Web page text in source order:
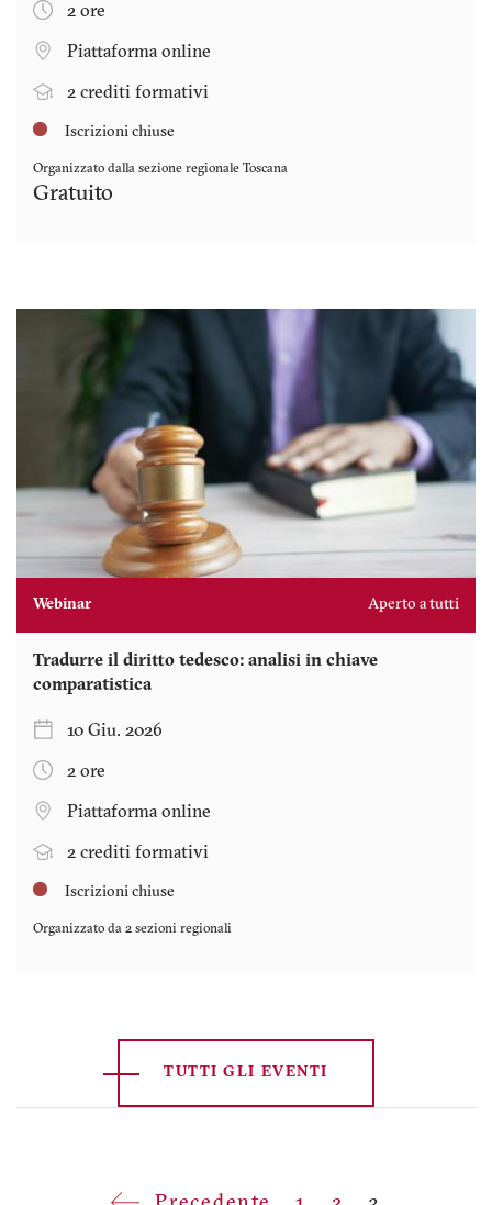
2 ore
Piattaforma online
2 crediti formativi
Iscrizioni chiuse
Organizzato dalla sezione regionale Toscana
Gratuito
Webinar Aperto a tutti
Tradurre il diritto tedesco: analisi in chiave
comparatistica
10 Giu. 2026
2 ore
Piattaforma online
2 crediti formativi
Iscrizioni chiuse
Organizzato da 2 sezioni regionali
TUTTI GLI EVENTI